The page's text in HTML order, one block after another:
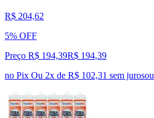
R$ 204,62
5% OFF
Preço R$ 194,39R$ 194,39
no Pix Ou 2x de R$ 102,31 sem jurosou